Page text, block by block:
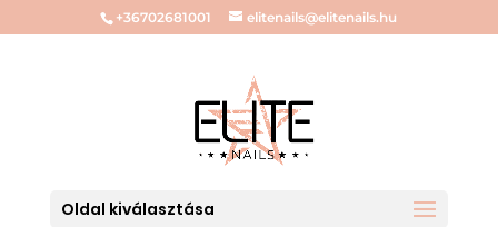
+36702681001 elitenails@elitenails.hu
Oldal kiválasztása